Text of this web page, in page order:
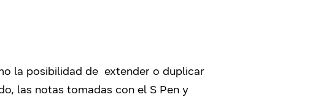
la posibilidad de extender o duplicar
las notas tomadas con el S Pen y